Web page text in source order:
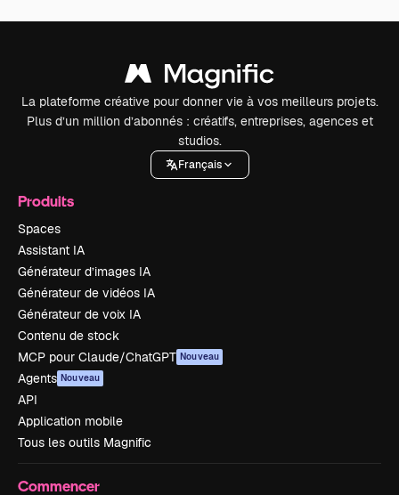
La plateforme créative pour donner vie à vos meilleurs projets.
Plus d’un million d’abonnés : créatifs, entreprises, agences et
studios.
Français
Produits
Spaces
Assistant IA
Générateur d’images IA
Générateur de vidéos IA
Générateur de voix IA
Contenu de stock
MCP pour Claude/ChatGPT Nouveau
Agents Nouveau
API
Application mobile
Tous les outils Magnific
Commencer